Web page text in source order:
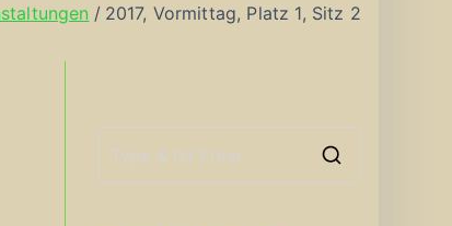
2017, Vormittag, Platz 1, Sitz 2